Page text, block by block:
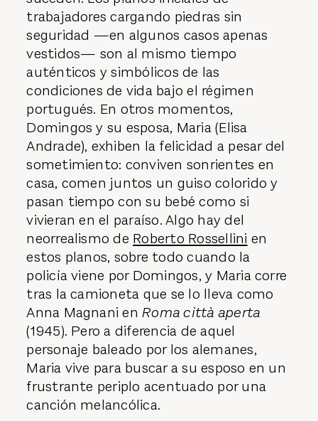
trabajadores cargando piedras sin
seguridad —en algunos casos apenas
vestidos— son al mismo tiempo
auténticos y simbólicos de las
condiciones de vida bajo el régimen
portugués. En otros momentos,
Domingos y su esposa, Maria (Elisa
Andrade), exhiben la felicidad a pesar del
sometimiento: conviven sonrientes en
casa, comen juntos un guiso colorido y
pasan tiempo con su bebé como si
vivieran en el paraíso. Algo hay del
neorrealismo de Roberto Rossellini en
estos planos, sobre todo cuando la
policía viene por Domingos, y Maria corre
tras la camioneta que se lo lleva como
Anna Magnani enRoma città aperta
(1945). Pero a diferencia de aquel
personaje baleado por los alemanes,
Maria vive para buscar a su esposo en un
frustrante periplo acentuado por una
canción melancólica.